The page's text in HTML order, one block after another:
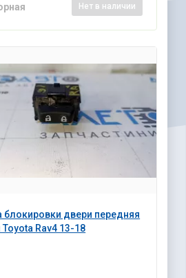
Нет в наличии
блокировки двери передняя
Toyota Rav4 13-18